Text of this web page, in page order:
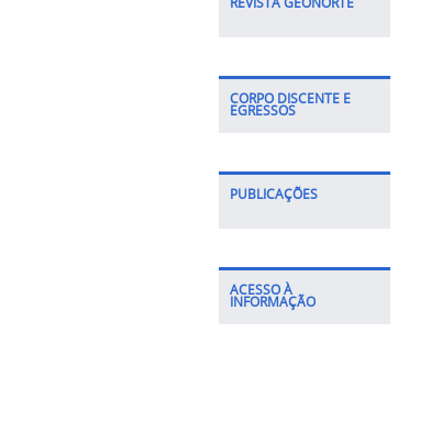
CORPO DISCENTE E
EGRESSOS
PUBLICAÇÕES
ACESSO À
INFORMAÇÃO